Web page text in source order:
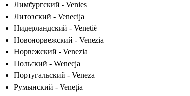
Лимбургский - Venies
Литовский - Venecija
Нидерландский - Venetië
Новонорвежский - Venezia
Норвежский - Venezia
Польский - Wenecja
Португальский - Veneza
Румынский - Veneția